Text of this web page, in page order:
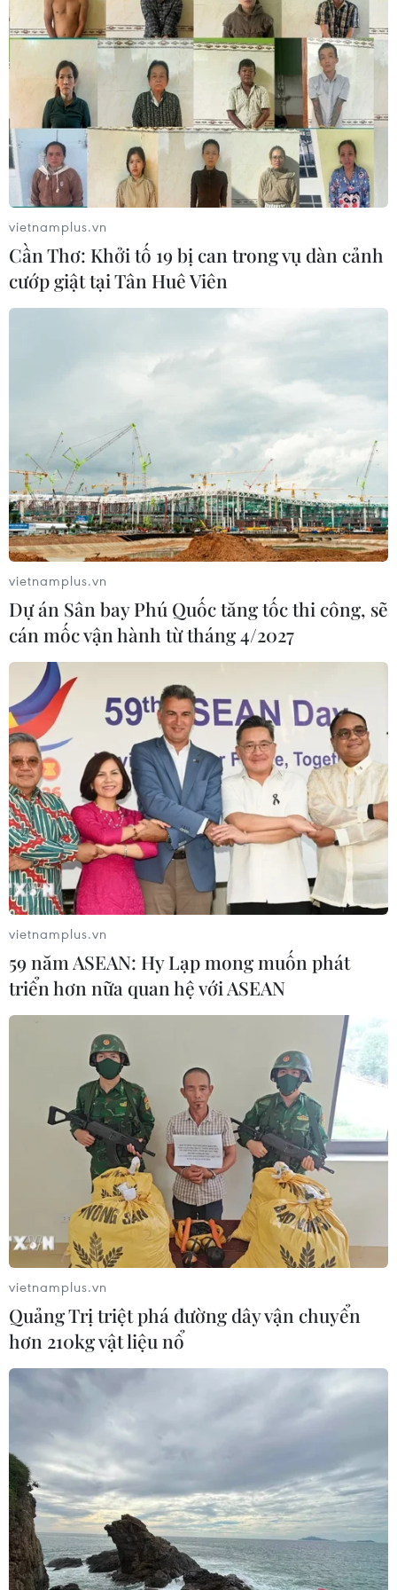
TIN CÙNG CHUYÊN MỤC
Bạo lực súng đạn đặt ra thách thức
vietnamplus.vn
Cần Thơ: Khởi tố 19 bị can trong vụ dàn cảnh
cướp giật tại Tân Huê Viên
vietnamplus.vn
Dự án Sân bay Phú Quốc tăng tốc thi công, sẽ
cán mốc vận hành từ tháng 4/2027
vietnamplus.vn
59 năm ASEAN: Hy Lạp mong muốn phát
triển hơn nữa quan hệ với ASEAN
vietnamplus.vn
Quảng Trị triệt phá đường dây vận chuyển
hơn 210kg vật liệu nổ